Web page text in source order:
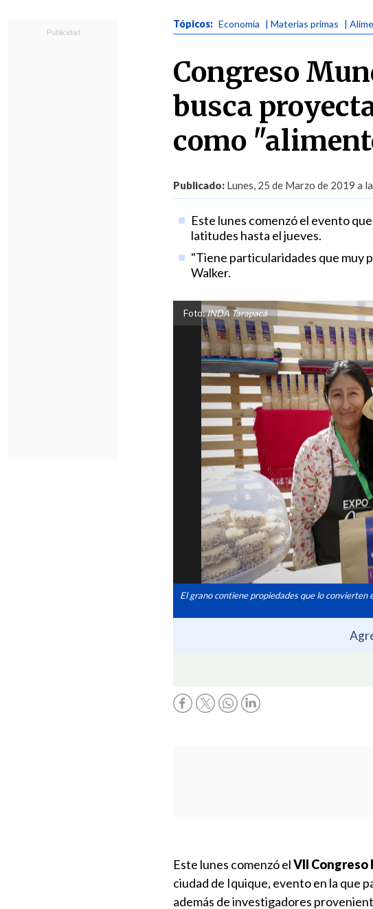
Tópicos: Economía | Materias primas |
Congreso
busca
como
Publicado: Lunes, 25 de Marzo de 2019 a
Este lunes comenzó el evento
latitudes hasta el jueves.
"Tiene particularidades que muy
Walker.
Foto:INDA Tarapacá
El grano contiene propiedades que lo convierten
Este lunes comenzó elVII Congreso
ciudad de Iquique, evento en la que
además de investigadores